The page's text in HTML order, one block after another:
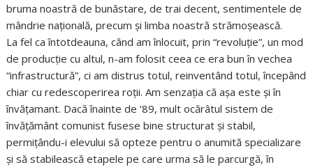
bruma noastră de bunăstare, de trai decent, sentimentele de
mândrie naţională, precum şi limba noastră strămoşească.
La fel ca întotdeauna, când am înlocuit, prin “revoluţie”, un mod
de producţie cu altul, n-am folosit ceea ce era bun în vechea
“infrastructură”, ci am distrus totul, reinventând totul, începând
chiar cu redescoperirea roţii. Am senzaţia că aşa este şi în
învăţamant. Dacă înainte de ‘89, mult ocărâtul sistem de
învăţământ comunist fusese bine structurat şi stabil,
permiţându-i elevului să opteze pentru o anumită specializare
şi să stabilească etapele pe care urma să le parcurgă, în